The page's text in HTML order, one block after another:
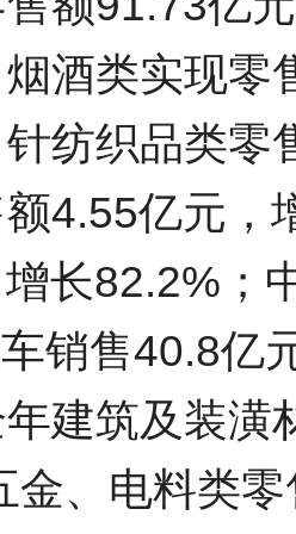
酒类实现零
纺织品类零
4.55亿元，
长82.2%；
销售40.8亿
建筑及装潢
金、电料类